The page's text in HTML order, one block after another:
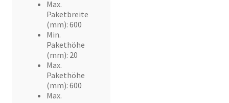
Max.
Paketbreite
(mm): 600
Min.
Pakethöhe
(mm): 20
Max.
Pakethöhe
(mm): 600
Max.